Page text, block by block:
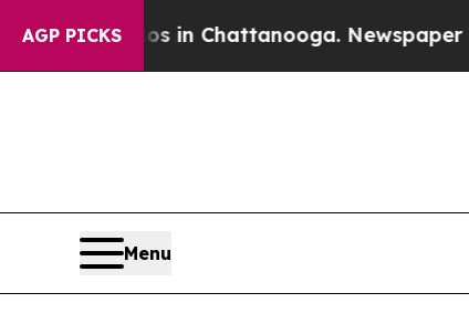
AGP PICKS
Chaos in Chattanooga. Newspaper Owner
Menu